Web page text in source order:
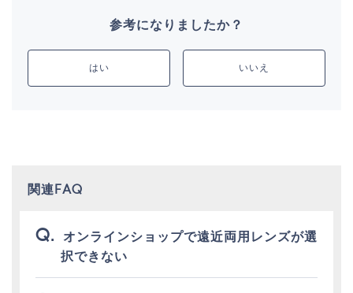
参考になりましたか？
はい いいえ
関連FAQ
オンラインショップで遠近両用レンズが選
択できない